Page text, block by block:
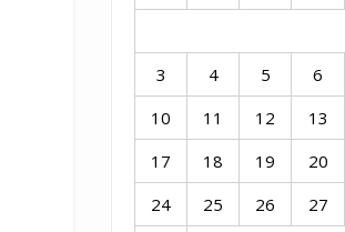
襪❘舒眠襪”
3
4 5 6
10
11 12 13
17
18 19 20
24
25 26 27